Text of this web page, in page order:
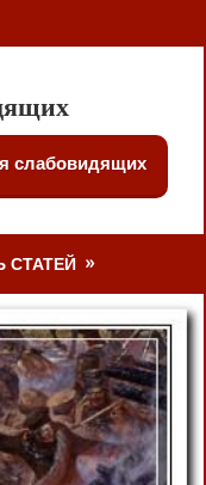
слабовидящих
СТАТЕЙ